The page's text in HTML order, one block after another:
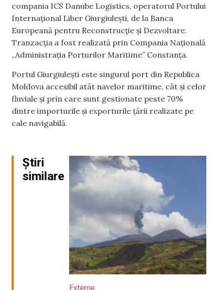
compania ICS Danube Logistics, operatorul Portului
Internațional Liber Giurgiulești, de la Banca
Europeană pentru Reconstrucție și Dezvoltare.
Tranzacția a fost realizată prin Compania Națională
„Administrația Porturilor Maritime” Constanța.
Portul Giurgiulești este singurul port din Republica
Moldova accesibil atât navelor maritime, cât și celor
fluviale și prin care sunt gestionate peste 70%
dintre importurile și exporturile țării realizate pe
cale navigabilă.
Știri
similare
Externe